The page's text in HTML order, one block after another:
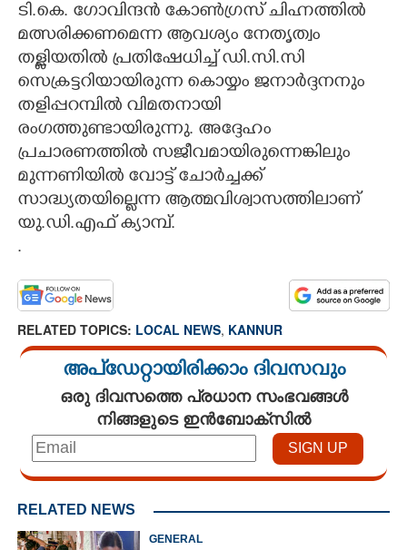
ടി.കെ. ഗോവിന്ദൻ കോൺഗ്രസ് ചിഹ്നത്തിൽ
മത്സരിക്കണമെന്ന ആവശ്യം നേതൃത്വം
തള്ളിയതിൽ പ്രതിഷേധിച്ച് ഡി.സി.സി
സെക്രട്ടറിയായിരുന്ന കൊയ്യം ജനാർദ്ദനനും
തളിപ്പറമ്പിൽ വിമതനായി
രംഗത്തുണ്ടായിരുന്നു. അദ്ദേഹം
പ്രചാരണത്തിൽ സജീവമായിരുന്നെങ്കിലും
മുന്നണിയിൽ വോട്ട് ചോർച്ചക്ക്
സാദ്ധ്യതയില്ലെന്ന ആത്മവിശ്വാസത്തിലാണ്
യു.ഡി.എഫ് ക്യാമ്പ്.
.
RELATED TOPICS: LOCAL NEWS, KANNUR
അപ്ഡേറ്റായിരിക്കാം ദിവസവും
ഒരു ദിവസത്തെ പ്രധാന സംഭവങ്ങൾ
നിങ്ങളുടെ ഇൻബോക്സിൽ
RELATED NEWS
GENERAL